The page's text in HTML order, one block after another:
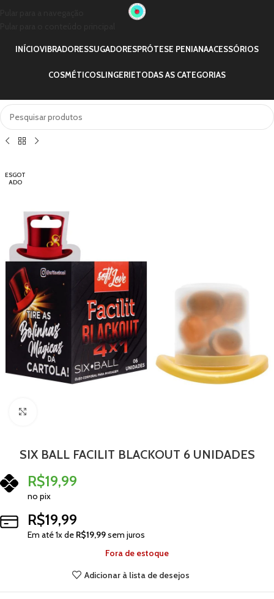
INÍCIOVIBRADORESSUGADORESPRÓTESE PENIANAACESSÓRIOS
COSMÉTICOSLINGERIETODAS AS CATEGORIAS
ESGOT
ADO
SIX BALL FACILIT BLACKOUT 6 UNIDADES
R$19,99
no pix
R$19,99
Em até1x de R$19,99sem juros
Fora de estoque
Adicionar à lista de desejos